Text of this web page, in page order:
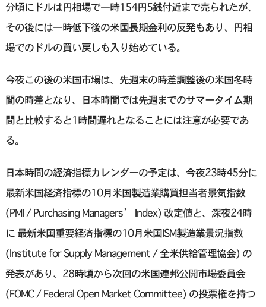
分頃にドルは円相場で一時154円5銭付近まで売られたが、
その後には一時低下後の米国長期金利の反発もあり、円相
場でのドルの買い戻しも入り始めている。
今夜この後の米国市場は、先週末の時差調整後の米国冬時
間の時差となり、日本時間では先週までのサマータイム期
間と比較すると1時間遅れとなることには注意が必要であ
る。
日本時間の経済指標カレンダーの予定は、今夜23時45分に
最新米国経済指標の10月米国製造業購買担当者景気指数
(PMI / Purchasing Managers’ Index) 改定値と、深夜24時
に 最新米国重要経済指標の10月米国ISM製造業景況指数
(Institute for Supply Management / 全米供給管理協会) の
発表があり、28時頃から次回の米国連邦公開市場委員会
(FOMC / Federal Open Market Committee) の投票権を持つ